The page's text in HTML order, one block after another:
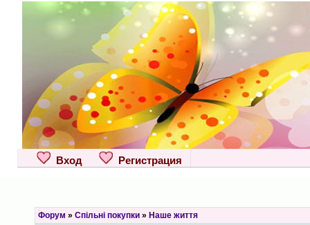
Вход Регистрация
Форум » Спільні покупки» Наше життя